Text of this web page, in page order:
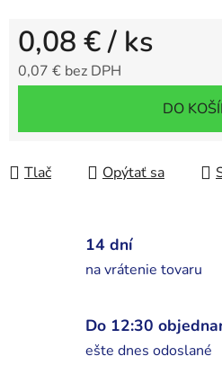
0,08 €/ ks
0,07 € bez DPH
DO
Tlač Opýtať sa
14 dní
na vrátenie tovaru
Do 12:30
ešte dnes odoslané